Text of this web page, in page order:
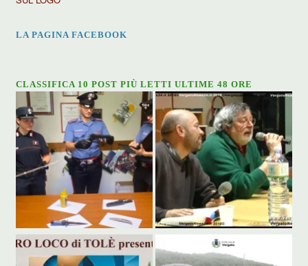
LA PAGINA FACEBOOK
CLASSIFICA 10 POST PIÙ LETTI ULTIME 48 ORE